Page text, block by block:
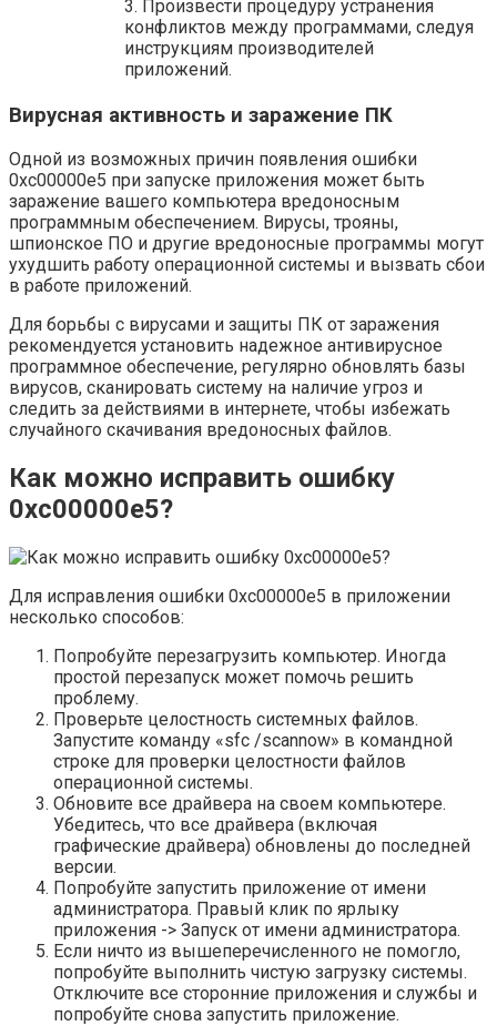
3. Произвести процедуру устранения
конфликтов между программами, следуя
инструкциям производителей
приложений.
Вирусная активность и заражение ПК
Одной из возможных причин появления ошибки
0xc00000e5 при запуске приложения может быть
заражение вашего компьютера вредоносным
программным обеспечением. Вирусы, трояны,
шпионское ПО и другие вредоносные программы могут
ухудшить работу операционной системы и вызвать сбои
в работе приложений.
Для борьбы с вирусами и защиты ПК от заражения
рекомендуется установить надежное антивирусное
программное обеспечение, регулярно обновлять базы
вирусов, сканировать систему на наличие угроз и
следить за действиями в интернете, чтобы избежать
случайного скачивания вредоносных файлов.
Как можно исправить ошибку
0xc00000e5?
Для исправления ошибки 0xc00000e5 в приложении
несколько способов:
Попробуйте перезагрузить компьютер. Иногда
простой перезапуск может помочь решить
проблему.
Проверьте целостность системных файлов.
Запустите команду «sfc /scannow» в командной
строке для проверки целостности файлов
операционной системы.
Обновите все драйвера на своем компьютере.
Убедитесь, что все драйвера (включая
графические драйвера) обновлены до последней
версии.
Попробуйте запустить приложение от имени
администратора. Правый клик по ярлыку
приложения -> Запуск от имени администратора.
Если ничто из вышеперечисленного не помогло,
попробуйте выполнить чистую загрузку системы.
Отключите все сторонние приложения и службы и
попробуйте снова запустить приложение.